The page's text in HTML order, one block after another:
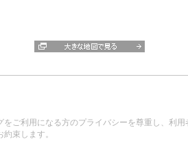
ご利用になる方のプライバシーを尊重し、利
束します。